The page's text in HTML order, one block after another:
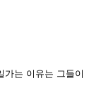
는 이유는 그들이